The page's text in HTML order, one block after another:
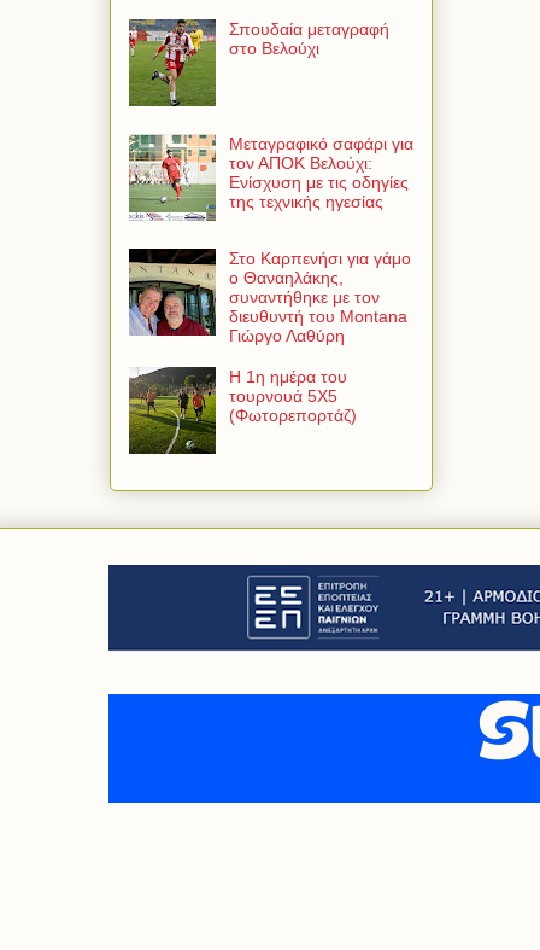
Σπουδαία μεταγραφή
στο Βελούχι
Μεταγραφικό σαφάρι για
τον ΑΠΟΚ Βελούχι:
Ενίσχυση με τις οδηγίες
της τεχνικής ηγεσίας
Στο Καρπενήσι για γάμο
ο Θαναηλάκης,
συναντήθηκε με τον
διευθυντή του Montana
Γιώργο Λαθύρη
Η 1η ημέρα του
τουρνουά 5Χ5
(Φωτορεπορτάζ)